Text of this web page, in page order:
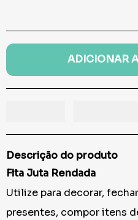
ADICIONAR
Descrição do produto
Fita Juta Rendada
Utilize para decorar,
presentes, compor itens